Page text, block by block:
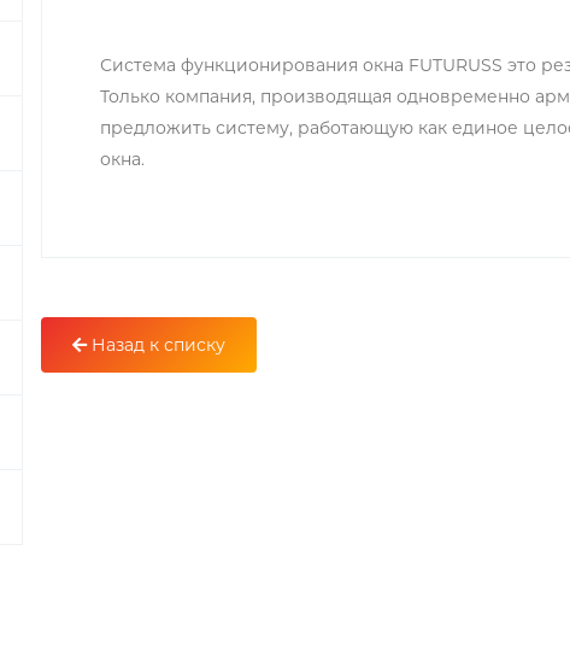
Система функционирования окна FUTURUSS это
Только компания, производящая одновременно
предложить систему, работающую как единое
окна.
Назад к списку